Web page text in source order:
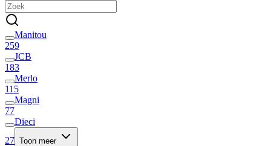
Manitou
259
JCB
183
Merlo
115
Magni
77
Dieci
27 Toon meer